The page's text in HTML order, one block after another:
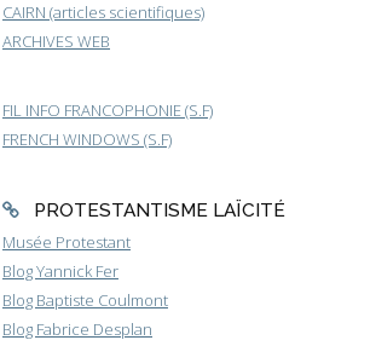
CAIRN (articles scientifiques)
ARCHIVES WEB
FIL INFO FRANCOPHONIE (S.F)
FRENCH WINDOWS (S.F)
PROTESTANTISME LAÏCITÉ
Musée Protestant
Blog Yannick Fer
Blog Baptiste Coulmont
Blog Fabrice Desplan